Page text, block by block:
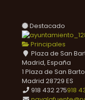
Destacado
Principales
Plaza de San
Madrid, España
1 Plaza de San
Madrid 28729 ES
918 432 275918